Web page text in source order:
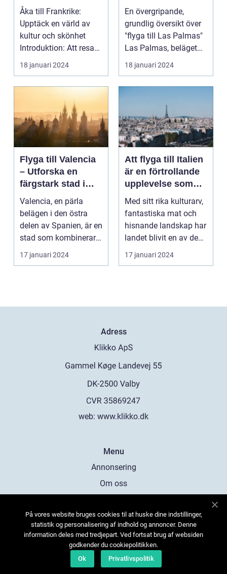
skönhet
Åka till Frankrike:
Upptäck en värld av
kultur och skönhet
Introduktion: Att resa
till Frankrike är...
18 januari 2024
pärla
En övergripande,
grundlig översikt över
"flyga till Las Palmas"
Las Palmas, beläget
på Gran Canaria...
18 januari 2024
Flyga till Valencia
– Utforska en
färgstark stad i
Spanien
Valencia, en pärla
belägen i den östra
delen av Spanien, är en
stad som kombinerar
kustens skönhet m...
17 januari 2024
Att flyga till Italien
är en förtrollande
upplevelse som
lockar besökare
från hela världen
Med sitt rika kulturarv,
fantastiska mat och
hisnande landskap har
landet blivit en av de
populärast...
17 januari 2024
Adress
web: www.klikko.dk
Menu
Annonsering
Om oss
Kontakta oss
Sitemap
På vores website bruges cookies til at huske dine indstillinger,
statistik og personalisering af indhold og annoncer. Denne
information deles med tredjepart. Ved fortsat brug af websiden
godkender du cookiepolitikken.
Ok
Privatlivspolitik